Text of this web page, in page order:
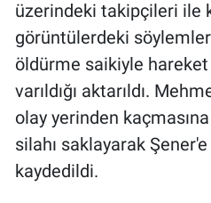
üzerindeki takipçileri ile
görüntülerdeki
öldürme saikiyle
varıldığı aktarıldı.
olay yerinden
silahı saklayarak
kaydedildi.